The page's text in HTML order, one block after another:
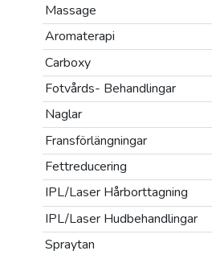
Massage
Aromaterapi
Carboxy
Fotvårds- Behandlingar
Naglar
Fransförlängningar
Fettreducering
IPL/Laser Hårborttagning
IPL/Laser Hudbehandlingar
Spraytan